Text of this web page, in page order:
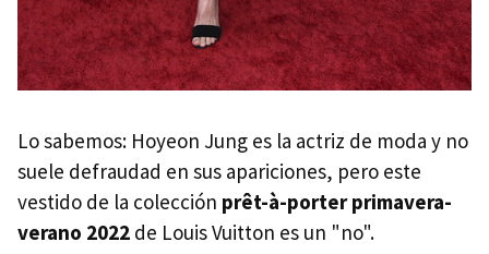
Lo sabemos: Hoyeon Jung es la actriz de moda y no
suele defraudad en sus apariciones, pero este
vestido de la colección prêt-à-porter primavera-
verano 2022 de Louis Vuitton es un "no".